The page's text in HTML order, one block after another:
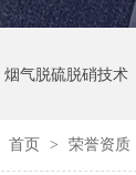
烟气脱硫脱硝技术
首页 > 荣誉资质